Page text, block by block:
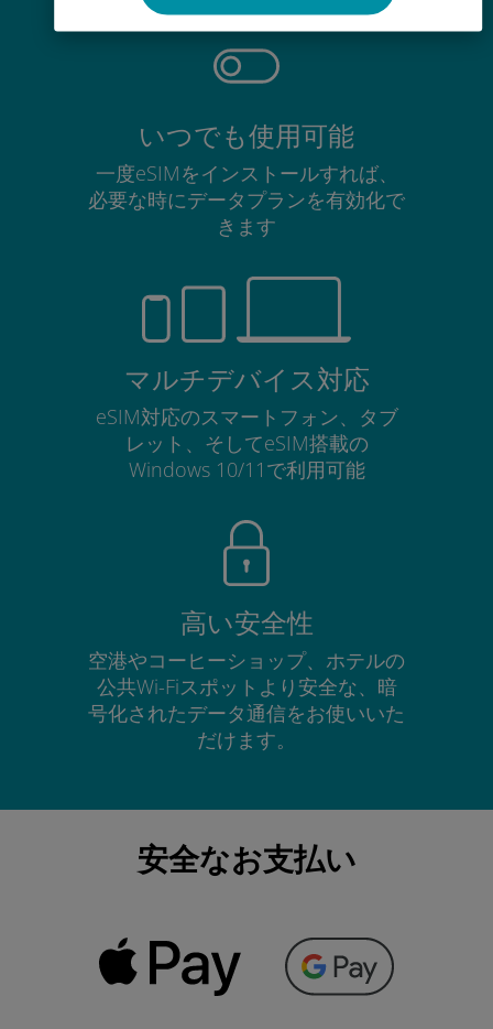
いつでも使用可能
一度eSIMをインストールすれば、
必要な時にデータプランを有効化で
きます
マルチデバイス対応
eSIM対応のスマートフォン、タブ
レット、そしてeSIM搭載の
Windows 10/11で利用可能
高い安全性
空港やコーヒーショップ、ホテルの
公共Wi-Fiスポットより安全な、暗
号化されたデータ通信をお使いいた
だけます。
安全なお支払い